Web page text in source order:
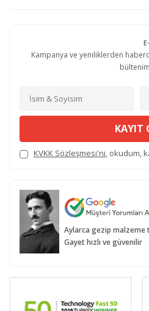
Kampanya ve yeniliklerden
KAYIT
KVKK Sözleşmesi'ni, okudum,
Aylarca gezip
Gayet hızlı ve güvenilir